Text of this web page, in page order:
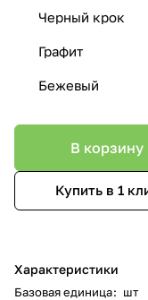
Черный крок
Графит
Бежевый
В корзину
Купить в 1
Характеристики
Базовая единица: шт